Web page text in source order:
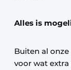
Alles is
Buiten al
voor wat extra